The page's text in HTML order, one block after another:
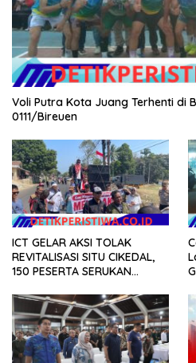
Voli Putra Kota Juang Terhenti di
0111/Bireuen
ICT GELAR AKSI TOLAK
REVITALISASI SITU CIKEDAL,
150 PESERTA SERUKAN